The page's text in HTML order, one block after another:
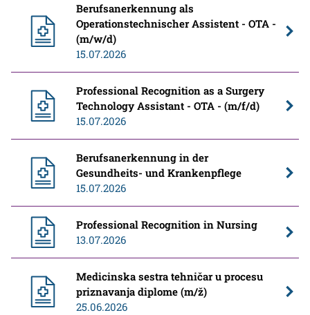
Berufsanerkennung als
Operationstechnischer Assistent - OTA -
(m/w/d)
15.07.2026
Professional Recognition as a Surgery
Technology Assistant - OTA - (m/f/d)
15.07.2026
Berufsanerkennung in der
Gesundheits- und Krankenpflege
15.07.2026
Professional Recognition in Nursing
13.07.2026
Medicinska sestra tehničar u procesu
priznavanja diplome (m/ž)
25.06.2026